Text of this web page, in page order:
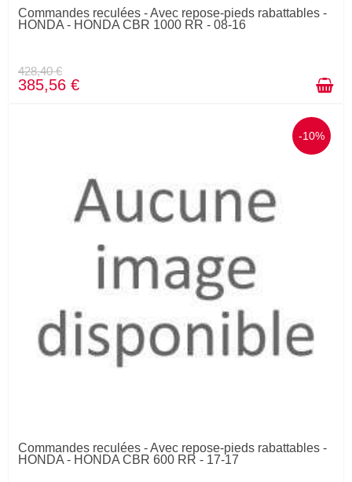
Commandes reculées - Avec repose-pieds rabattables -
HONDA - HONDA CBR 1000 RR - 08-16
428,40 €
385,56 €
-10%
Commandes reculées - Avec repose-pieds rabattables -
HONDA - HONDA CBR 600 RR - 17-17